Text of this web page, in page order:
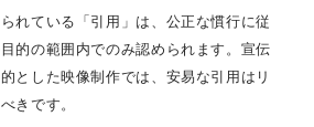
れている「引用」は、公正な慣行に従
的の範囲内でのみ認められます。宣伝
とした映像制作では、安易な引用はリ
きです。